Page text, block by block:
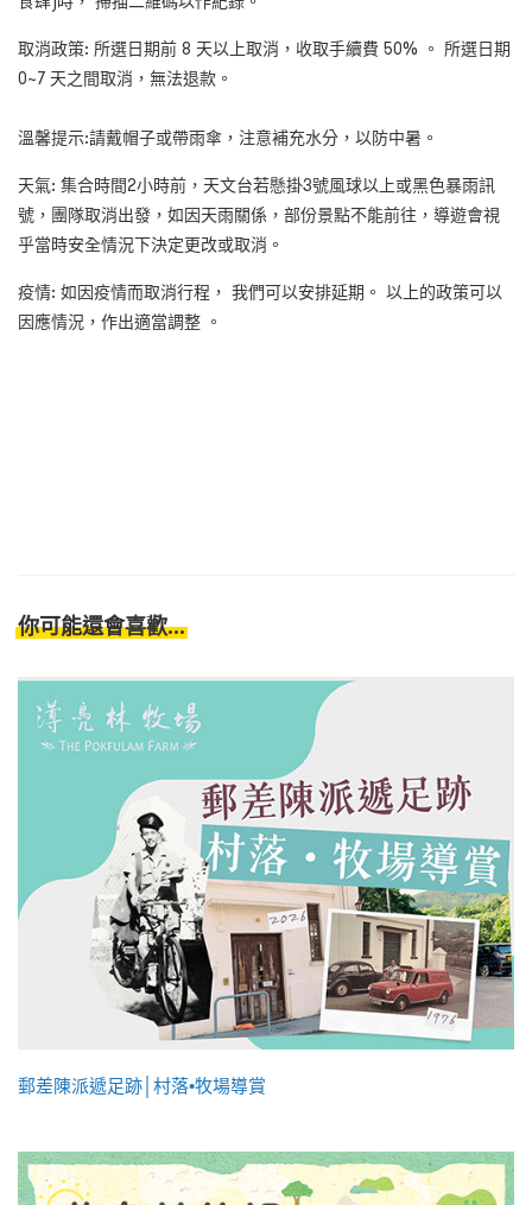
取消政策: 所選日期前 8 天以上取消，收取手續費 50% 。 所選日期
0~7 天之間取消，無法退款。
溫馨提示:請戴帽子或帶雨傘，注意補充水分，以防中暑。
天氣: 集合時間2小時前，天文台若懸掛3號風球以上或黑色暴雨訊
號，團隊取消出發，如因天雨關係，部份景點不能前往，導遊會視
乎當時安全情況下決定更改或取消。
疫情: 如因疫情而取消行程， 我們可以安排延期。 以上的政策可以
因應情況，作出適當調整 。
你可能還會喜歡...
郵差陳派遞足跡│村落•牧場導賞